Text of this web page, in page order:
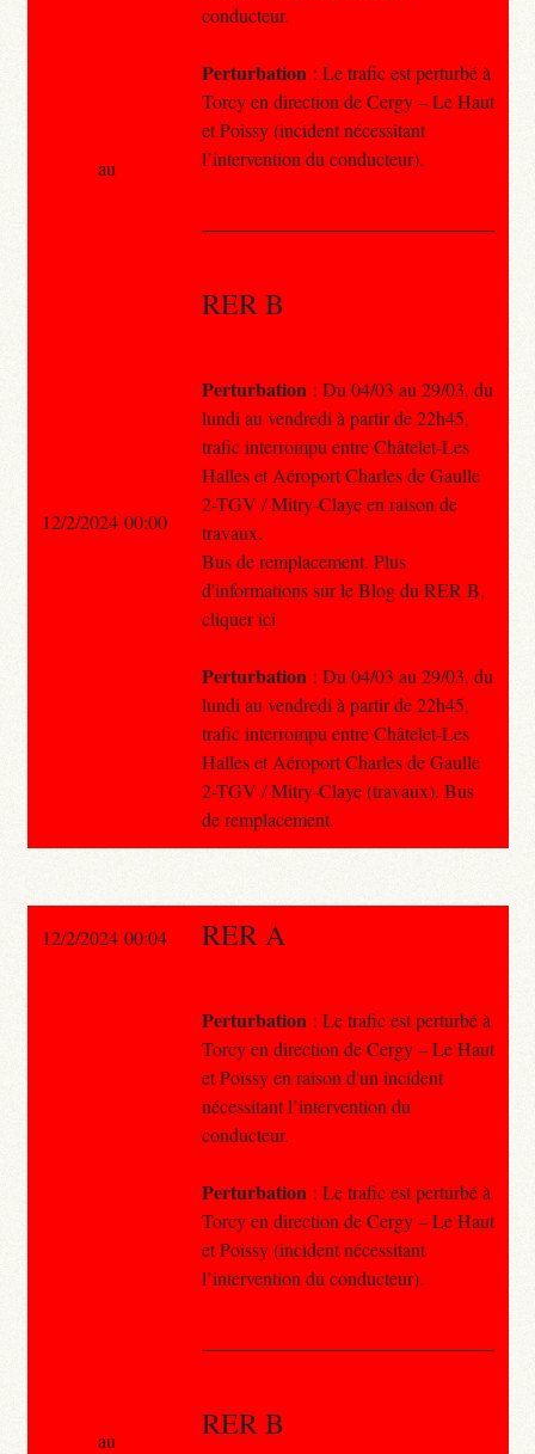
conducteur.
Perturbation : Le trafic est perturbé à
Torcy en direction de Cergy – Le Haut
et Poissy (incident nécessitant
l’intervention du conducteur).
RER B
Perturbation : Du 04/03 au 29/03, du
lundi au vendredi à partir de 22h45,
trafic interrompu entre Châtelet-Les
Halles et Aéroport Charles de Gaulle
2-TGV / Mitry-Claye en raison de
travaux.
Bus de remplacement. Plus
d'informations sur le Blog du RER B,
cliquer ici
Perturbation : Du 04/03 au 29/03, du
lundi au vendredi à partir de 22h45,
trafic interrompu entre Châtelet-Les
Halles et Aéroport Charles de Gaulle
2-TGV / Mitry-Claye (travaux). Bus
de remplacement.
au
12/2/2024 00:00
12/2/2024 00:04 RER A
Perturbation : Le trafic est perturbé à
Torcy en direction de Cergy – Le Haut
et Poissy en raison d'un incident
nécessitant l’intervention du
conducteur.
Perturbation : Le trafic est perturbé à
Torcy en direction de Cergy – Le Haut
et Poissy (incident nécessitant
l’intervention du conducteur).
RER B
au